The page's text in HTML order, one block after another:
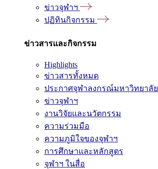
ข่าวจุฬาฯ
ปฏิทินกิจกรรม
ข่าวสารและกิจกรรม
Highlights
ข่าวสารทั้งหมด
ประกาศจุฬาลงกรณ์มหาวิทยาลัย
ข่าวจุฬาฯ
งานวิจัยและนวัตกรรม
ความร่วมมือ
ความภูมิใจของจุฬาฯ
การศึกษาและหลักสูตร
จุฬาฯ ในสื่อ